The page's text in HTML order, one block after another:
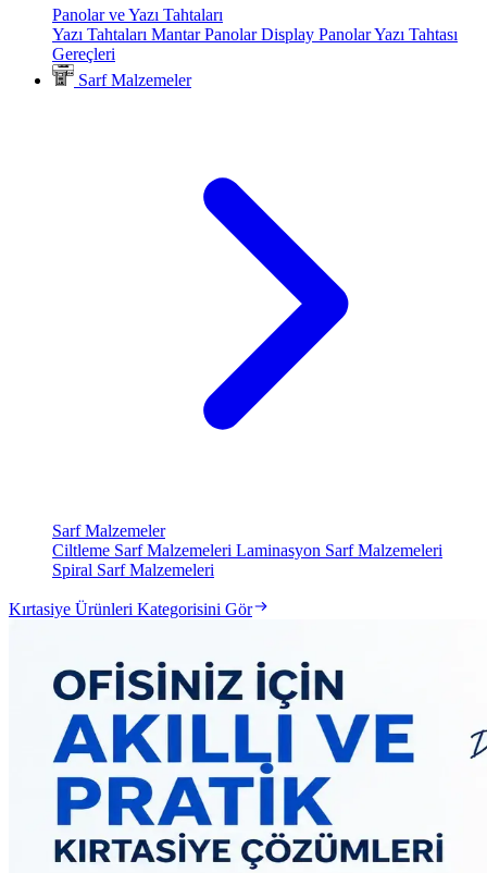
Panolar ve Yazı Tahtaları
Yazı Tahtaları Mantar PanolarDisplay PanolarYazı Tahtası
Gereçleri
Sarf Malzemeler
Sarf Malzemeler
Ciltleme Sarf Malzemeleri Laminasyon Sarf Malzemeleri
Spiral Sarf Malzemeleri
Kırtasiye Ürünleri Kategorisini Gör